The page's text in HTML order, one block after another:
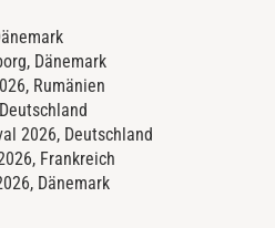
Dänemark
Rumänien
2026, Deutschland
Frankreich
Dänemark